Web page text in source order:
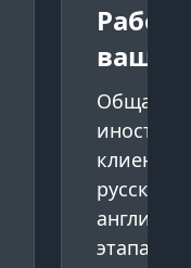
русском
этапах.